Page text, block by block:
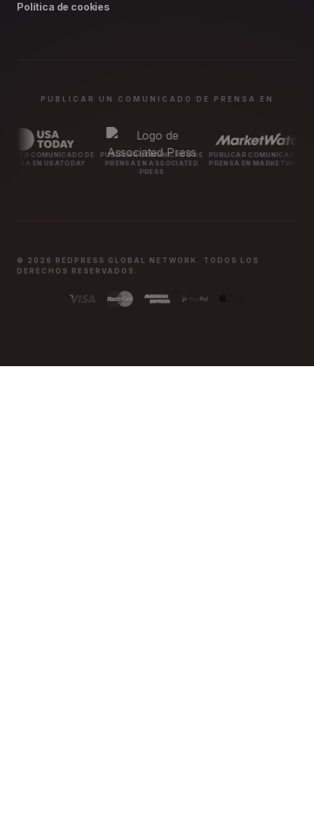
Política de cookies
PUBLICAR UN COMUNICADO DE PRENSA EN
DE
PUBLICAR COMUNICADO DE
PRENSA EN ASSOCIATED
PUBLICAR COMUNICADO DE
PRENSA EN MARKETWATCH
PUBLICAR
PRENSA
© 2026 REDPRESS GLOBAL NETWORK. TODOS LOS
DERECHOS RESERVADOS.